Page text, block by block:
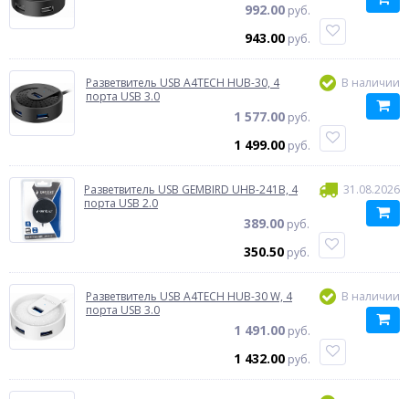
992.00 руб.
943.00 руб.
Разветвитель USB A4TECH HUB-30, 4
порта USB 3.0
1 577.00 руб.
1 499.00 руб.
В наличии
Разветвитель USB GEMBIRD UHB-241B, 4
порта USB 2.0
389.00 руб.
350.50 руб.
31.08.2026
Разветвитель USB A4TECH HUB-30 W, 4
порта USB 3.0
1 491.00 руб.
1 432.00 руб.
В наличии